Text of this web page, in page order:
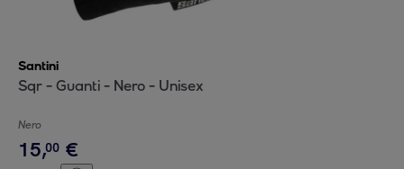
Santini
Sqr - Guanti - Nero - Unisex
Nero
15,00 €